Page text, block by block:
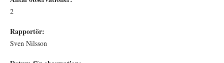
2
Rapportör:
Sven Nilsson